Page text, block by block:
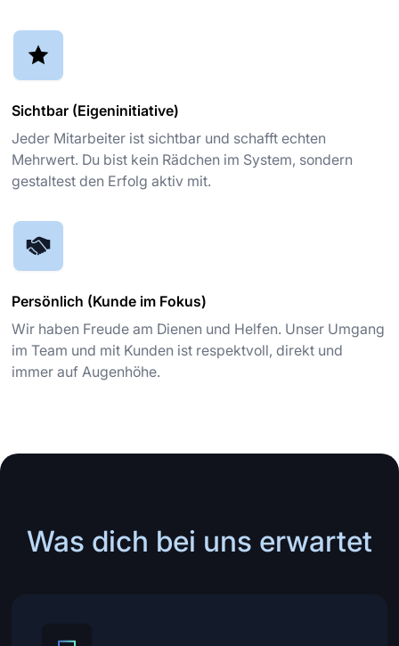
Sichtbar (Eigeninitiative)
Jeder Mitarbeiter ist sichtbar und schafft echten
Mehrwert. Du bist kein Rädchen im System, sondern
gestaltest den Erfolg aktiv mit.
Persönlich (Kunde im Fokus)
Wir haben Freude am Dienen und Helfen. Unser Umgang
im Team und mit Kunden ist respektvoll, direkt und
immer auf Augenhöhe.
Was dich bei uns erwartet